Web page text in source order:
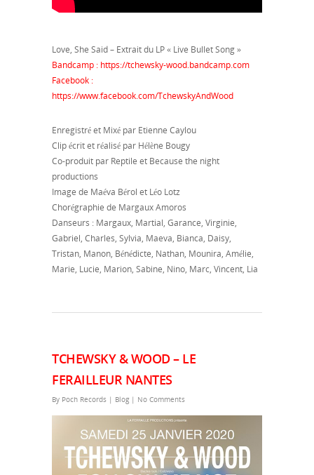
Love, She Said – Extrait du LP « Live Bullet Song »
Bandcamp : https://tchewsky-wood.bandcamp.com
Facebook :
https://www.facebook.com/TchewskyAndWood
Enregistré et Mixé par Etienne Caylou
Clip écrit et réalisé par Hélène Bougy
Co-produit par Reptile et Because the night
productions
Image de Maéva Bérol et Léo Lotz
Chorégraphie de Margaux Amoros
Danseurs : Margaux, Martial, Garance, Virginie,
Gabriel, Charles, Sylvia, Maeva, Bianca, Daisy,
Tristan, Manon, Bénédicte, Nathan, Mounira, Amélie,
Marie, Lucie, Marion, Sabine, Nino, Marc, Vincent, Lia
TCHEWSKY & WOOD – LE
FERAILLEUR NANTES
By Poch Records | Blog | No Comments